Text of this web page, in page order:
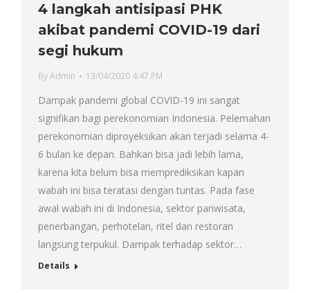
4 langkah antisipasi PHK
akibat pandemi COVID-19 dari
segi hukum
ByAdmin 13/04/2020 4:47 PM
Dampak pandemi global COVID-19 ini sangat
signifikan bagi perekonomian Indonesia. Pelemahan
perekonomian diproyeksikan akan terjadi selama 4-
6 bulan ke depan. Bahkan bisa jadi lebih lama,
karena kita belum bisa memprediksikan kapan
wabah ini bisa teratasi dengan tuntas. Pada fase
awal wabah ini di Indonesia, sektor pariwisata,
penerbangan, perhotelan, ritel dan restoran
langsung terpukul. Dampak terhadap sektor…
Details